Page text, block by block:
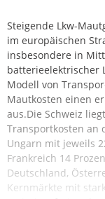
Steigende Lkw-
im europäischen
insbesondere in
batterieelektrischer
Modell von
Mautkosten einen
aus.Die Schweiz
Transportkosten an
Ungarn mit jeweils
Frankreich 14
Deutschland,
Kernmärkte mit